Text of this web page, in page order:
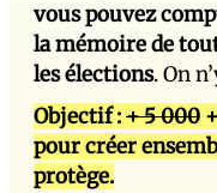
vous pouvez
la mémoire de
les élections. On
Objectif :+ 5 000
pour créer
protège.